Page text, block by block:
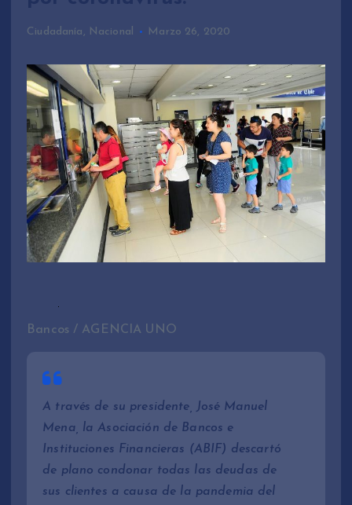
Ciudadanía , Nacional Marzo 26, 2020
Bancos / AGENCIA UNO
A través de su presidente, José Manuel
Mena, la Asociación de Bancos e
Instituciones Financieras (ABIF) descartó
de plano condonar todas las deudas de
sus clientes a causa de la pandemia del